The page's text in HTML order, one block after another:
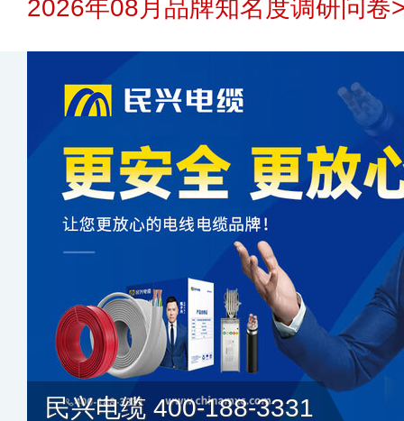
2026年08月品牌知名度调研问卷
民兴电缆 400-188-3331